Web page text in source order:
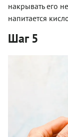
накрывать его
напитается
Шаг 5